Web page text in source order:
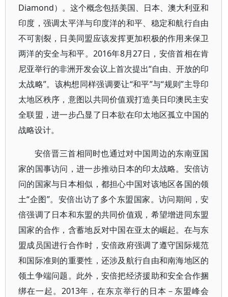
Diamond）。这个概念包括美国、日本、澳大利亚和
印度，强调太平洋与印度洋的和平、稳定和航行自由
不可割裂，日美同盟应该发挥更加积极的作用来保卫
两洋的安全与和平。2016年8月27日，安倍首相在肯
尼亚举行的非洲开发会议上首次提出“自由、开放的印
太战略”。该构想同样强调要让“和平”与“规则”主导印
太地区秩序，意图以共同价值观打造美日印澳民主安
全联盟，进一步凸显了日本欲在印太地区孤立中国的
战略设计。
安倍晋三首相同时也通过对中国周边的东南亚国
家的国事访问，进一步推动日本的印太战略。安倍访
问的国家与日本相似，都担心中国对该地区各国的领
土“企图”。安倍出访了多个东盟国家。访问期间，安
倍强调了日本和东盟的共同价值观，希望增进同东盟
国家的合作，含蓄地反对中国在亚太的崛起。在与东
盟成员国进行合作时，安倍政府强调了遵守国际规范
和国际准则的重要性，还涉及航行自由和南海地区的
领土争端问题。此外，安倍把经济援助和安全合作捆
绑在一起。2013年，在东京举行的日本－东盟峰会